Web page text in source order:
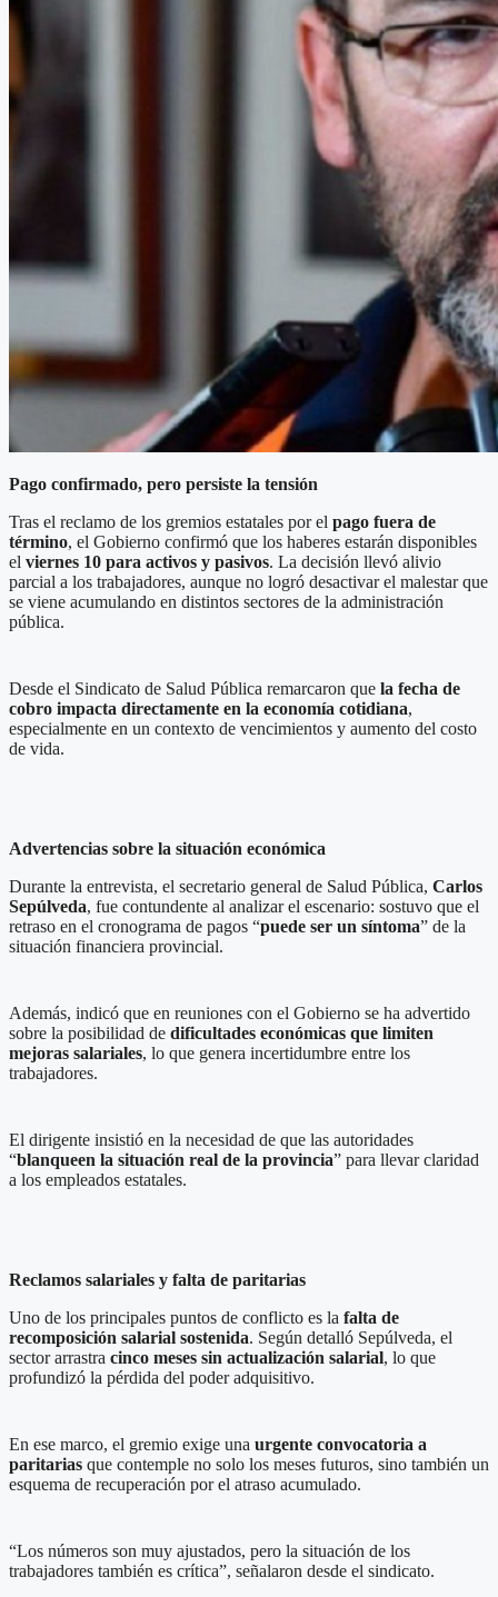
Pago confirmado, pero persiste la tensión
Tras el reclamo de los gremios estatales por el pago fuera de
término, el Gobierno confirmó que los haberes estarán disponibles
el viernes 10 para activos y pasivos. La decisión llevó alivio
parcial a los trabajadores, aunque no logró desactivar el malestar que
se viene acumulando en distintos sectores de la administración
pública.
Desde el Sindicato de Salud Pública remarcaron que la fecha de
cobro impacta directamente en la economía cotidiana,
especialmente en un contexto de vencimientos y aumento del costo
de vida.
Advertencias sobre la situación económica
Durante la entrevista, el secretario general de Salud Pública, Carlos
Sepúlveda, fue contundente al analizar el escenario: sostuvo que el
retraso en el cronograma de pagos “puede ser un síntoma” de la
situación financiera provincial.
Además, indicó que en reuniones con el Gobierno se ha advertido
sobre la posibilidad de dificultades económicas que limiten
mejoras salariales, lo que genera incertidumbre entre los
trabajadores.
El dirigente insistió en la necesidad de que las autoridades
“blanqueen la situación real de la provincia” para llevar claridad
a los empleados estatales.
Reclamos salariales y falta de paritarias
Uno de los principales puntos de conflicto es la falta de
recomposición salarial sostenida. Según detalló Sepúlveda, el
sector arrastra cinco meses sin actualización salarial, lo que
profundizó la pérdida del poder adquisitivo.
En ese marco, el gremio exige una urgente convocatoria a
paritarias que contemple no solo los meses futuros, sino también un
esquema de recuperación por el atraso acumulado.
“Los números son muy ajustados, pero la situación de los
trabajadores también es crítica”, señalaron desde el sindicato.